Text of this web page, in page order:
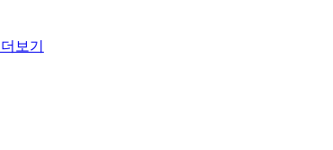
더보기